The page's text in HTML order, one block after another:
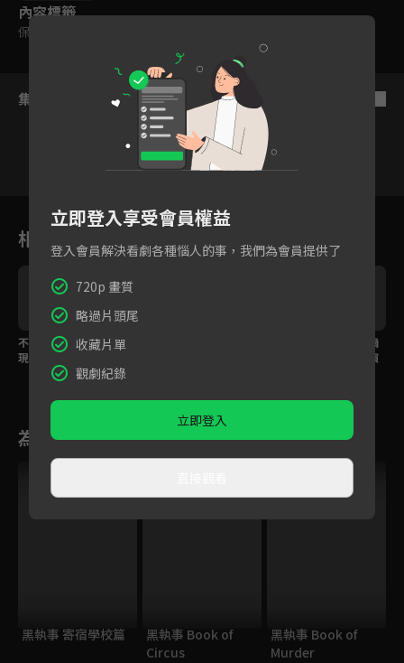
內容標籤
保護級
集數列表
179 180 181
相關花絮
不可能逃獄的人竟然出
現在眼前？搞笑徒弟法
蘭x冷酷師父六道骸登場
冷酷又無情的雲雀恭彌
現身！肩上的雲豆表演
為您推薦
黑執事 寄宿學校篇
黑執事 Book of
Circus
黑執事 Book of
Murder
立即登入享受會員權益
登入會員解決看劇各種惱人的事，我們為會員提供了
720p 畫質
略過片頭尾
收藏片單
觀劇紀錄
立即登入